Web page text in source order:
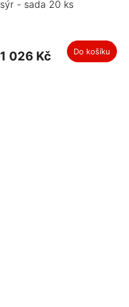
sýr - sada 20 ks
1 026 Kč Do košíku